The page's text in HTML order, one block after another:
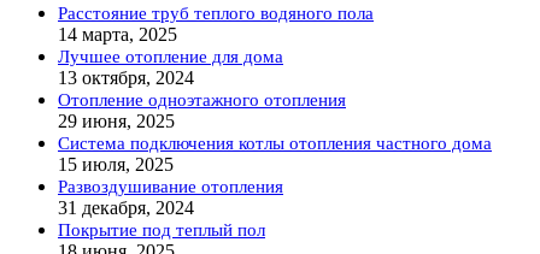
Расстояние труб теплого водяного пола
14 марта, 2025
Лучшее отопление для дома
13 октября, 2024
Отопление одноэтажного отопления
29 июня, 2025
Система подключения котлы отопления частного дома
15 июля, 2025
Развоздушивание отопления
31 декабря, 2024
Покрытие под теплый пол